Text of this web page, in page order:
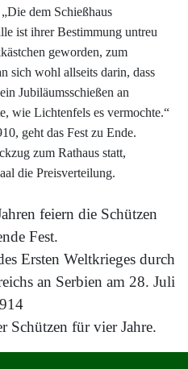
dem Schießhaus
ist ihrer Bestimmung untreu
geworden, zum
sich wohl allseits darin, dass
Jubiläumsschießen an
wie Lichtenfels es vermochte.“
geht das Fest zu Ende.
zum Rathaus statt,
die Preisverteilung.
feiern die Schützen
Fest.
Ersten Weltkrieges durch
an Serbien am 28. Juli
Schützen für vier Jahre.